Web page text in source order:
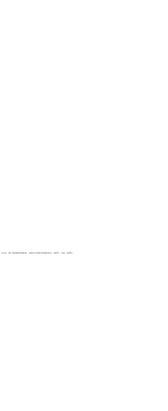
en vetbestendig, temperatuurbereik -50°C tot 100°C.